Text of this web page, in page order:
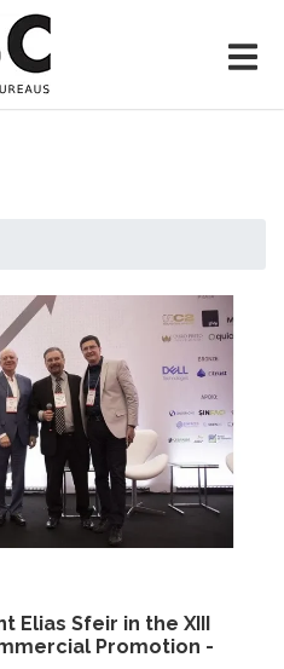
Elias Sfeir in the XIII
Promotion -